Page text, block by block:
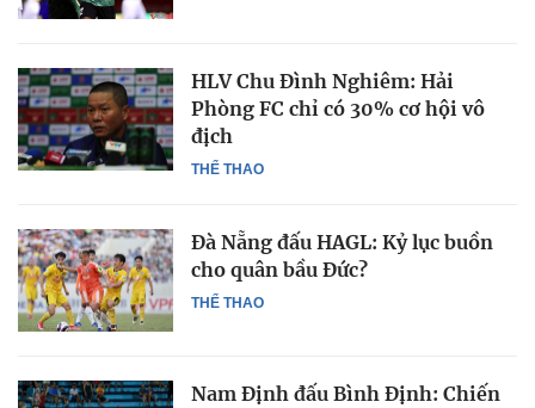
THỂ THAO
HLV Chu Đình Nghiêm: Hải
Phòng FC chỉ có 30% cơ hội vô
địch
THỂ THAO
Đà Nẵng đấu HAGL: Kỷ lục buồn
cho quân bầu Đức?
Nam Định đấu Bình Định: Chiến